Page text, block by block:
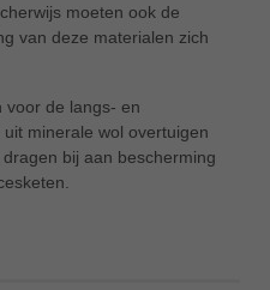
ย
moeten ook de
van deze materialen zich
voor de langs- en
minerale wol overtuigen
bij aan bescherming